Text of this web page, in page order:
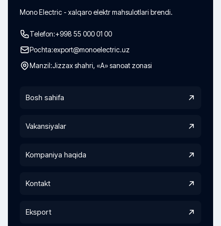
Mono Electric - xalqaro elektr mahsulotlari brendi.
Telefon:+998 55 000 01 00
Pochta:export@monoelectric.uz
Manzil:Jizzax shahri, «A» sanoat zonasi
Bosh sahifa
Vakansiyalar
Kompaniya haqida
Kontakt
Eksport